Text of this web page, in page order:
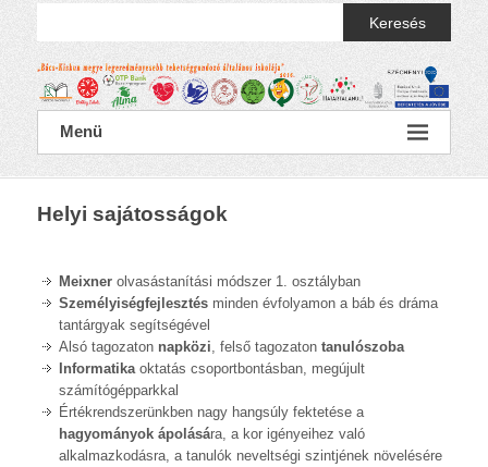
Keresés
Menü
Helyi sajátosságok
Meixner olvasástanítási módszer 1. osztályban
Személyiségfejlesztés minden évfolyamon a báb és dráma
tantárgyak segítségével
Alsó tagozaton napközi , felső tagozaton tanulószoba
Informatika oktatás csoportbontásban, megújult
számítógépparkkal
Értékrendszerünkben nagy hangsúly fektetése a
hagyományok ápolására, a kor igényeihez való
alkalmazkodásra, a tanulók neveltségi szintjének növelésére